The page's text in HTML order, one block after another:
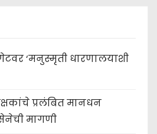
‘मनुस्मृती धारणालयाशी
प्रलंबित मानधन
मागणी